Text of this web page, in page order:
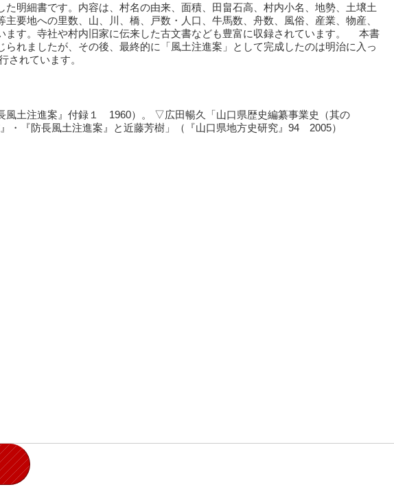
明細書です。内容は、村名の由来、面積、田畠石高、村内小名、地勢、土壌土
要地への里数、山、川、橋、戸数・人口、牛馬数、舟数、風俗、産業、物産、
ます。寺社や村内旧家に伝来した古文書なども豊富に収録されています。 本書
れましたが、その後、最終的に「風土注進案」として完成したのは明治に入っ
れています。
土注進案』付録１ 1960）。 ▽広田暢久「山口県歴史編纂事業史（其の
『防長風土注進案』と近藤芳樹」（『山口県地方史研究』94 2005）